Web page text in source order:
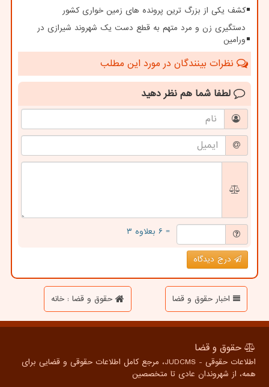
کشف یکی از بزرگ ترین پرونده های زمین خواری کشور
دستگیری زن و مرد متهم به قطع دست یک شهروند شیرازی در
ورامین
نظرات بینندگان در مورد این مطلب
لطفا شما هم نظر دهید
= ۶ بعلاوه ۳
درج دیدگاه
اخبار حقوق و قضا حقوق و قضا : خانه
حقوق و قضا
اطلاعات حقوقی - JUDCMS، مرجع کامل اطلاعات حقوقی و قضایی برای
همه، از شهروندان عادی تا متخصصین